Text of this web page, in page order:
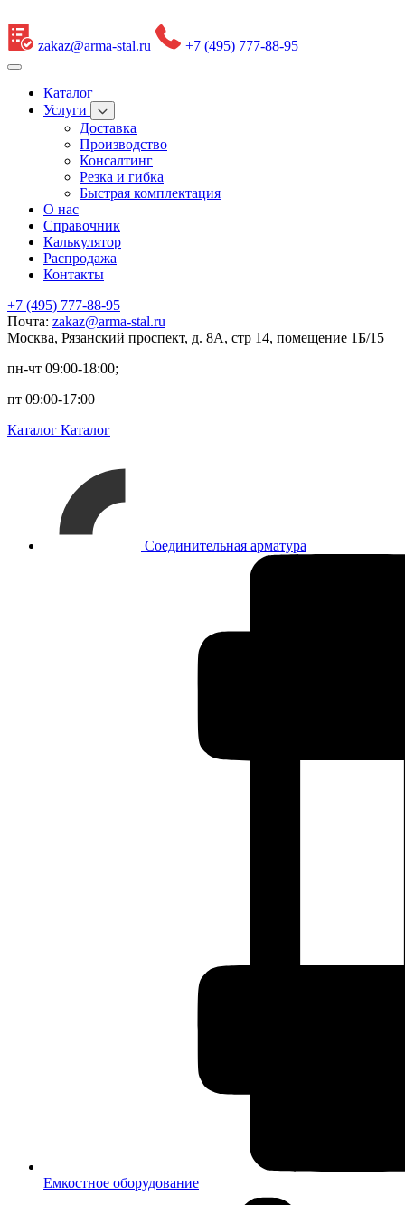
zakaz@arma-stal.ru +7 (495) 777-88-95
Каталог
Услуги
Доставка
Производство
Консалтинг
Резка и гибка
Быстрая комплектация
О нас
Справочник
Калькулятор
Распродажа
Контакты
+7 (495) 777-88-95
Почта: zakaz@arma-stal.ru
Москва, Рязанский проспект, д. 8А, стр 14, помещение 1Б/15
пн-чт 09:00-18:00;
пт 09:00-17:00
Каталог Каталог
Соединительная арматура
Емкостное оборудование